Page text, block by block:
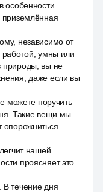
особенности
приземлённая
независимо от
работой, умны или
природы, вы не
даже если вы
можете поручить
Такие вещи мы
опорожниться
нашей
проясняет это
течение дня